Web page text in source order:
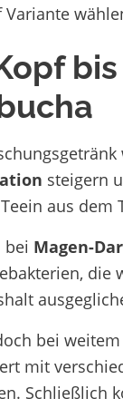
Variante
steigern
aus
bei Magen-
die
bei
mit
Schließlich